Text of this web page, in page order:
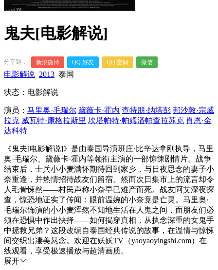
鬼夫[电影解说]
分享到： 新浪微博 QQ 好友 QQ 空间 微信
电影解说 2013 泰国
状态：电影解说
演员： 马里奥·毛瑞尔 黛薇卡·霍内 查特朋·纳塔彭 邦沙敦·宗威
拉克 威瓦特·康格拉斯里 坎塔帕特·帕姆潘帕查拉苏克 肖恩·金
达科特
《鬼夫[电影解说]》是由泰国导演班庄·比辛达拿刚执导，马里
奥·毛瑞尔、黛薇卡·霍内等领衔主演的一部惊悚剧情片。战争
结束后，士兵小小麦满怀期待回到家乡，与日夜思念的妻子小
奈重逢，并热情招待战友们留宿。然而次日集市上的流言却令
人毛骨悚然——村民声称小奈早已难产而死。战友阿艾深夜探
查，惊恐地证实了传闻：眼前温婉的小奈竟是亡灵。马里奥·
毛瑞尔饰演的小小麦浑然不知地生活在人鬼之间，而朋友们必
须在恐惧中作出抉择——如何揭穿真相，从执念深重的女鬼手
中拯救兄弟？这段改编自泰国经典传说的故事，在温情与惊悚
间交织出凄美悬念。欢迎在妖妖TV（yaoyaoyingshi.com）在
线观看，享受极速播放与超清画质。
展开